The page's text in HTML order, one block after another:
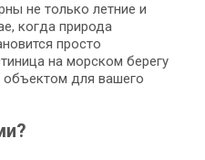
не только летние и
когда природа
просто
на морском берегу
для вашего